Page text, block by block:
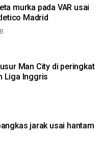
murka pada VAR usai
Madrid
Man City di peringkat
Liga Inggris
jarak usai hantam